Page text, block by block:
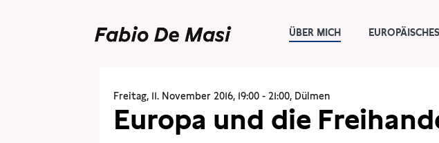
ÜBER MICH
Freitag, 11. November 2016, 19:00 - 21:00, Dülmen
Europa und die